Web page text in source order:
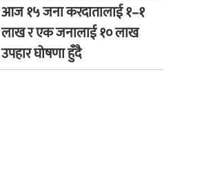
आज १५ जना करदातालाई १–१
लाख र एक जनालाई १० लाख
उपहार घोषणा हुँदै